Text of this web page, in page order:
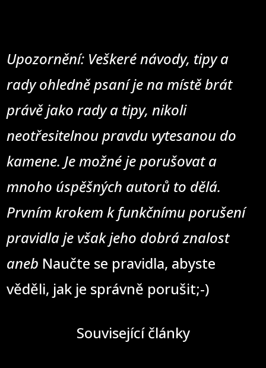
Upozornění: Veškeré návody, tipy a
rady ohledně psaní je na místě brát
právě jako rady a tipy, nikoli
neotřesitelnou pravdu vytesanou do
kamene. Je možné je porušovat a
mnoho úspěšných autorů to dělá.
Prvním krokem k funkčnímu porušení
pravidla je však jeho dobrá znalost
aneb Naučte se pravidla, abyste
věděli, jak je správně porušit;-)
Související články